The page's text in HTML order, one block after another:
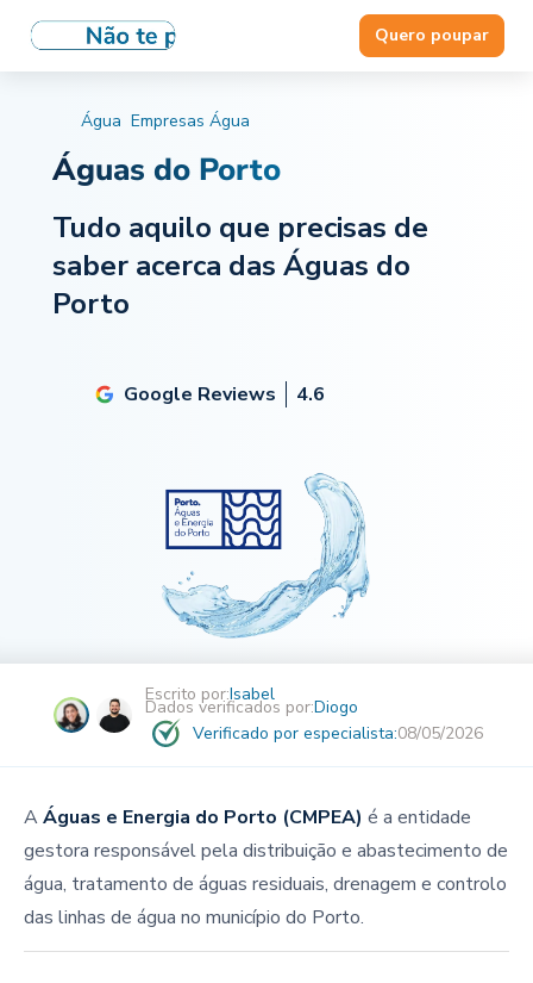
Quero poupar
Água Empresas Água
Águas do Porto
Tudo aquilo que precisas de
saber acerca das Águas do
Porto
Google Reviews 4.6
Escrito por:Isabel
Dados verificados por:Diogo
Verificado por especialista:08/05/2026
AÁguas e Energia do Porto (CMPEA) é a entidade
gestora responsável pela distribuição e abastecimento de
água, tratamento de águas residuais, drenagem e controlo
das linhas de água no município do Porto.